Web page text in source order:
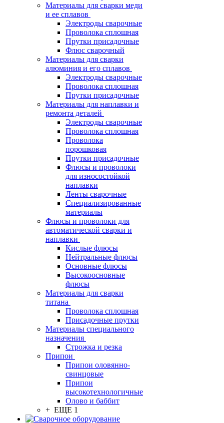
Материалы для сварки меди
и ее сплавов
Электроды сварочные
Проволока сплошная
Прутки присадочные
Флюс сварочный
Материалы для сварки
алюминия и его сплавов
Электроды сварочные
Проволока сплошная
Прутки присадочные
Материалы для наплавки и
ремонта деталей
Электроды сварочные
Проволока сплошная
Проволока
порошковая
Прутки присадочные
Флюсы и проволоки
для износостойкой
наплавки
Ленты сварочные
Специализированные
материалы
Флюсы и проволоки для
автоматической сварки и
наплавки
Кислые флюсы
Нейтральные флюсы
Основные флюсы
Высокоосновные
флюсы
Материалы для сварки
титана
Проволока сплошная
Присадочные прутки
Материалы специального
назначения
Строжка и резка
Припои
Припои оловянно-
свинцовые
Припои
высокотехнологичные
Олово и баббит
+ ЕЩЕ 1